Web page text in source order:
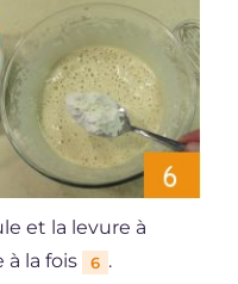
et la levure à
la fois 6 .